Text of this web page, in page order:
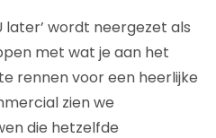
later’ wordt neergezet als
met wat je aan het
rennen voor een heerlijke
zien we
die hetzelfde